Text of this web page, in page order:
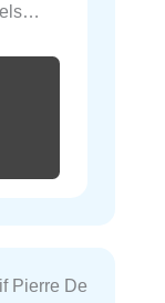
Pierre De